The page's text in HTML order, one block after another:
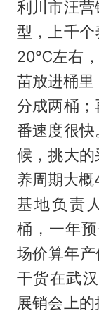
利川市汪
型，上千
20℃左右，
苗放进桶
分成两桶
番速度很
候，挑大
养周期大概
基地负责
桶，一年
场价算年
干货在武
展销会上